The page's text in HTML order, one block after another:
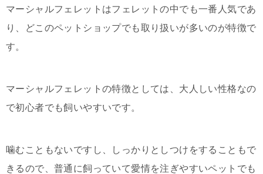
マーシャルフェレットはフェレットの中でも一番人気であ
り、どこのペットショップでも取り扱いが多いのが特徴で
す。
マーシャルフェレットの特徴としては、大人しい性格なの
で初心者でも飼いやすいです。
噛むこともないですし、しっかりとしつけをすることもで
きるので、普通に飼っていて愛情を注ぎやすいペットでも